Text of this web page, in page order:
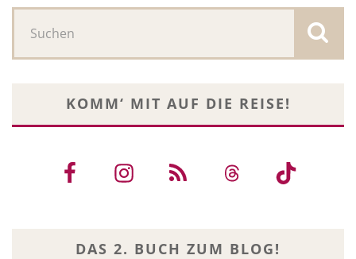
KOMM‘ MIT AUF DIE REISE!
DAS 2. BUCH ZUM BLOG!